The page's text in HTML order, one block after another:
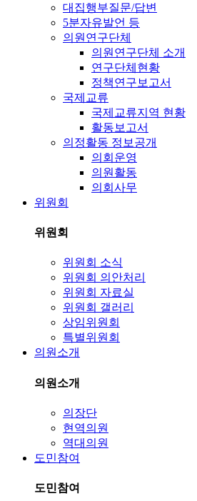
대집행부질문/답변
5분자유발언 등
의원연구단체
의원연구단체 소개
연구단체현황
정책연구보고서
국제교류
국제교류지역 현황
활동보고서
의정활동 정보공개
의회운영
의원활동
의회사무
위원회
위원회
위원회 소식
위원회 의안처리
위원회 자료실
위원회 갤러리
상임위원회
특별위원회
의원소개
의원소개
의장단
현역의원
역대의원
도민참여
도민참여